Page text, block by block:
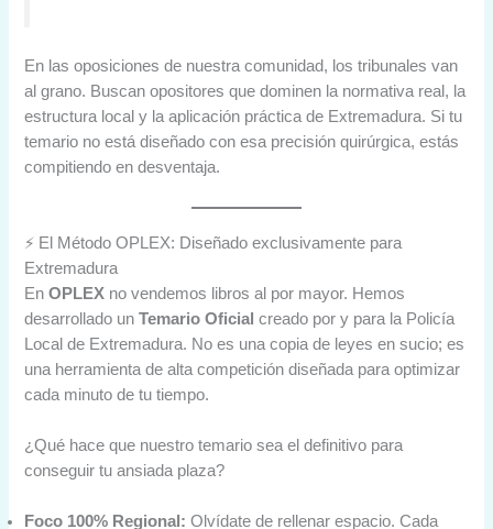
En las oposiciones de nuestra comunidad, los tribunales van
al grano. Buscan opositores que dominen la normativa real, la
estructura local y la aplicación práctica de Extremadura. Si tu
temario no está diseñado con esa precisión quirúrgica, estás
compitiendo en desventaja.
⚡ El Método OPLEX: Diseñado exclusivamente para
Extremadura
EnOPLEX no vendemos libros al por mayor. Hemos
desarrollado unTemario Oficial creado por y para la Policía
Local de Extremadura. No es una copia de leyes en sucio; es
una herramienta de alta competición diseñada para optimizar
cada minuto de tu tiempo.
¿Qué hace que nuestro temario sea el definitivo para
conseguir tu ansiada plaza?
Foco 100% Regional: Olvídate de rellenar espacio. Cada